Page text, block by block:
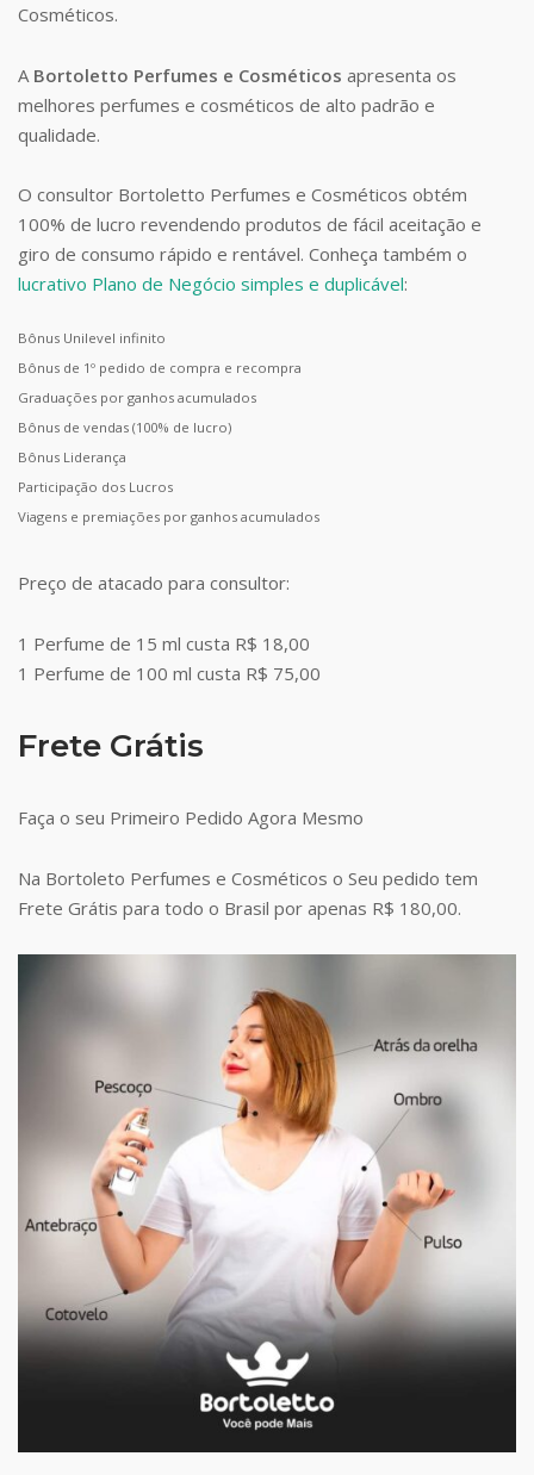
Cosméticos.
A Bortoletto Perfumes e Cosméticos apresenta os
melhores perfumes e cosméticos de alto padrão e
qualidade.
O consultor Bortoletto Perfumes e Cosméticos obtém
100% de lucro revendendo produtos de fácil aceitação e
giro de consumo rápido e rentável. Conheça também o
lucrativo Plano de Negócio simples e duplicável:
Bônus Unilevel infinito
Bônus de 1º pedido de compra e recompra
Graduações por ganhos acumulados
Bônus de vendas (100% de lucro)
Bônus Liderança
Participação dos Lucros
Viagens e premiações por ganhos acumulados
Preço de atacado para consultor:
1 Perfume de 15 ml custa R$ 18,00
1 Perfume de 100 ml custa R$ 75,00
Frete Grátis
Faça o seu Primeiro Pedido Agora Mesmo
Na Bortoleto Perfumes e Cosméticos o Seu pedido tem
Frete Grátis para todo o Brasil por apenas R$ 180,00.